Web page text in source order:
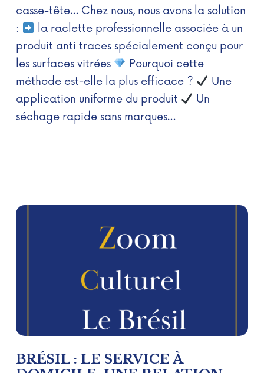
casse-tête… Chez nous, nous avons la solution
:
la raclette professionnelle associée à un
produit anti traces spécialement conçu pour
les surfaces vitrées
Pourquoi cette
méthode est-elle la plus efficace ?
Une
application uniforme du produit
Un
séchage rapide sans marques…
BRÉSIL : LE SERVICE À